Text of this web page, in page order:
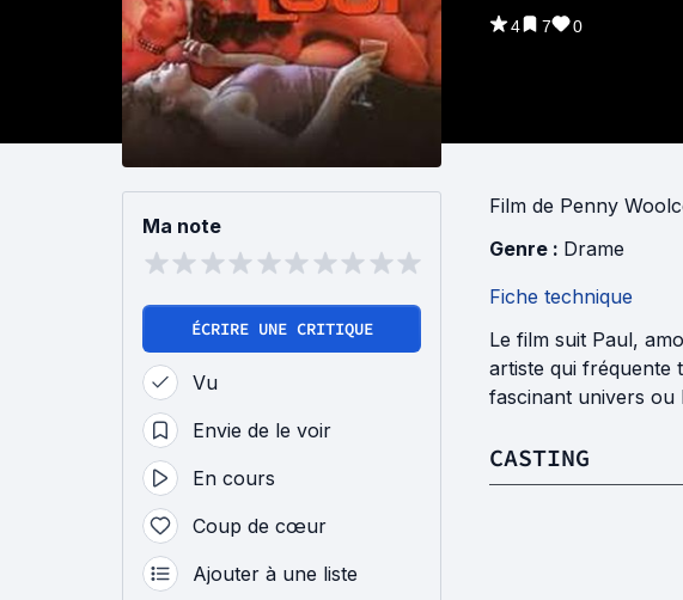
4 7 0
Ma note
ÉCRIRE UNE CRITIQUE
Vu
Envie de le voir
En cours
Coup de cœur
Ajouter à une liste
Film de Penny
Genre : Drame
Fiche technique
Le film suit Paul,
artiste qui fréquente
fascinant univers ou
CASTING